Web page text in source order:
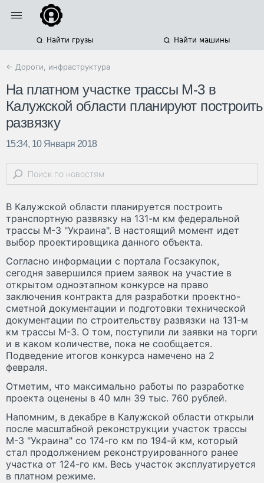
Найти грузы Найти машины
← Дороги, инфраструктура
На платном участке трассы М-3 в
Калужской области планируют построить
развязку
15:34, 10 Января 2018
В Калужской области планируется построить
транспортную развязку на 131-м км федеральной
трассы М-3 "Украина". В настоящий момент идет
выбор проектировщика данного объекта.
Согласно информации с портала Госзакупок,
сегодня завершился прием заявок на участие в
открытом одноэтапном конкурсе на право
заключения контракта для разработки проектно-
сметной документации и подготовки технической
документации по строительству развязки на 131-м
км трассы М-3. О том, поступили ли заявки на торги
и в каком количестве, пока не сообщается.
Подведение итогов конкурса намечено на 2
февраля.
Отметим, что максимально работы по разработке
проекта оценены в 40 млн 39 тыс. 760 рублей.
Напомним, в декабре в Калужской области открыли
после масштабной реконструкции участок трассы
М-3 "Украина" со 174-го км по 194-й км, который
стал продолжением реконструированного ранее
участка от 124-го км. Весь участок эксплуатируется
в платном режиме.